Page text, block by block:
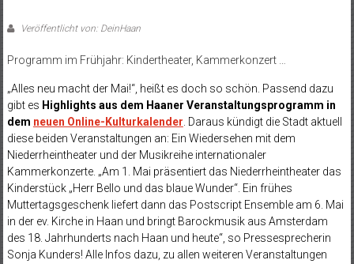
Veröffentlicht von: DeinHaan
Programm im Frühjahr: Kindertheater, Kammerkonzert …
„Alles neu macht der Mai!“, heißt es doch so schön. Passend dazu
gibt es Highlights aus dem Haaner Veranstaltungsprogramm in
dem neuen Online-Kulturkalender . Daraus kündigt die Stadt aktuell
diese beiden Veranstaltungen an: Ein Wiedersehen mit dem
Niederrheintheater und der Musikreihe internationaler
Kammerkonzerte. „Am 1. Mai präsentiert das Niederrheintheater das
Kinderstück „Herr Bello und das blaue Wunder“. Ein frühes
Muttertagsgeschenk liefert dann das Postscript Ensemble am 6. Mai
in der ev. Kirche in Haan und bringt Barockmusik aus Amsterdam
des 18. Jahrhunderts nach Haan und heute“, so Pressesprecherin
Sonja Kunders! Alle Infos dazu, zu allen weiteren Veranstaltungen